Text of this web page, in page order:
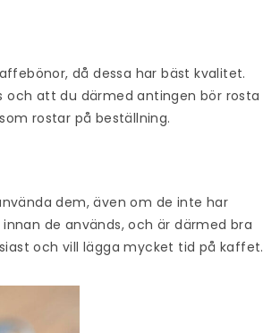
då dessa har bäst kvalitet.
och att du därmed antingen bör rosta
rostar på beställning.
dem, även om de inte har
de används, och är därmed bra
och vill lägga mycket tid på kaffet.